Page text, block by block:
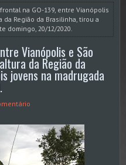
na GO-139, entre Vianópolis
da Região da Brasilinha, tirou a
domingo, 20/12/2020.
Vianópolis e São
da Região da
jovens na madrugada